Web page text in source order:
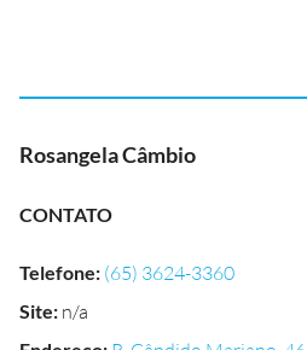
Rosangela Câmbio
CONTATO
Telefone: (65) 3624-3360
Site: n/a